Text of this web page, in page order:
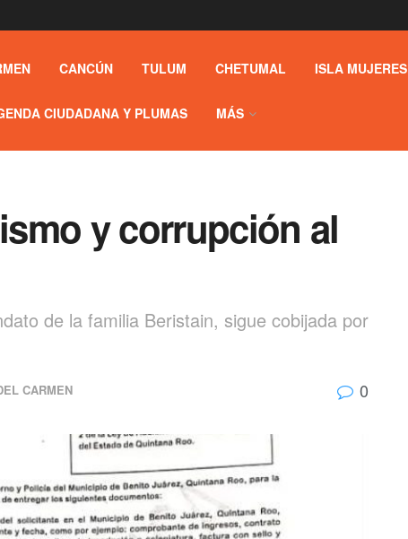
CANCÚN TULUM CHETUMAL ISLA MUJERES
CIUDADANA Y PLUMAS MÁS
y corrupción al
de la familia Beristain, sigue cobijada por
CARMEN 0